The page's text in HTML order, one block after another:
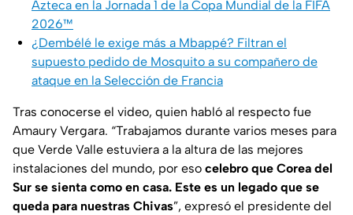
Azteca en la Jornada 1 de la Copa Mundial de la FIFA
2026™
¿Dembélé le exige más a Mbappé? Filtran el
supuesto pedido de Mosquito a su compañero de
ataque en la Selección de Francia
Tras conocerse el video, quien habló al respecto fue
Amaury Vergara. “Trabajamos durante varios meses para
que Verde Valle estuviera a la altura de las mejores
instalaciones del mundo, por eso celebro que Corea del
Sur se sienta como en casa. Este es un legado que se
queda para nuestras Chivas”, expresó el presidente del